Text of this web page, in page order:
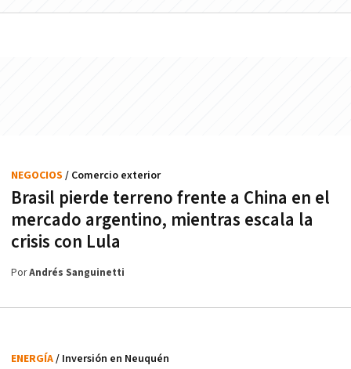
Brasil pierde terreno frente a China en el
mercado argentino, mientras escala la
crisis con Lula
NEGOCIOS / Comercio exterior
PorAndrés Sanguinetti
ENERGÍA/ Inversión en Neuquén